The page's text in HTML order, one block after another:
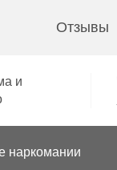
Отзывы
и
наркомании